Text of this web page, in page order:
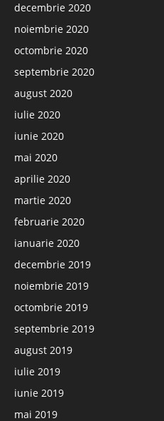
decembrie 2020
noiembrie 2020
octombrie 2020
septembrie 2020
august 2020
iulie 2020
iunie 2020
mai 2020
aprilie 2020
martie 2020
februarie 2020
ianuarie 2020
decembrie 2019
noiembrie 2019
octombrie 2019
septembrie 2019
august 2019
iulie 2019
iunie 2019
mai 2019